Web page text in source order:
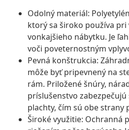
Odolný materiál:
ktorý sa široko používa
vonkajšieho nábytku. Je
voči poveternostným
Pevná konštrukcia:
môže byť pripevnený na
rám. Priložené šnúry,
príslušenstvo
plachty, čím sú obe strany
Široké využitie: Ochranná